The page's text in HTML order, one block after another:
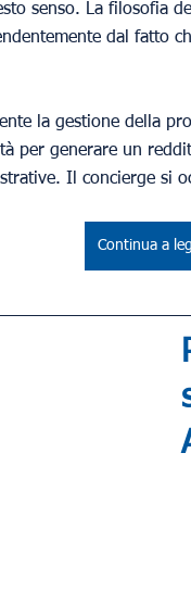
senso. La filosofia
dal fatto
la gestione della
per generare un
Il concierge si
Continua a